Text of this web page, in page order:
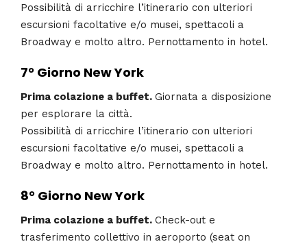
Possibilità di arricchire l’itinerario con ulteriori
escursioni facoltative e/o musei, spettacoli a
Broadway e molto altro. Pernottamento in hotel.
7° Giorno New York
Prima colazione a buffet. Giornata a disposizione
per esplorare la città.
Possibilità di arricchire l’itinerario con ulteriori
escursioni facoltative e/o musei, spettacoli a
Broadway e molto altro. Pernottamento in hotel.
8° Giorno New York
Prima colazione a buffet. Check-out e
trasferimento collettivo in aeroporto (seat on